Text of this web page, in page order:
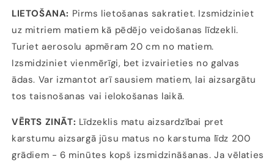
LIETOŠANA: Pirms lietošanas sakratiet. Izsmidziniet
uz mitriem matiem kā pēdējo veidošanas līdzekli.
Turiet aerosolu apmēram 20 cm no matiem.
Izsmidziniet vienmērīgi, bet izvairieties no galvas
ādas. Var izmantot arī sausiem matiem, lai aizsargātu
tos taisnošanas vai ielokošanas laikā.
VĒRTS ZINĀT: Līdzeklis matu aizsardzībai pret
karstumu aizsargā jūsu matus no karstuma līdz 200
grādiem - 6 minūtes kopš izsmidzināšanas. Ja vēlaties